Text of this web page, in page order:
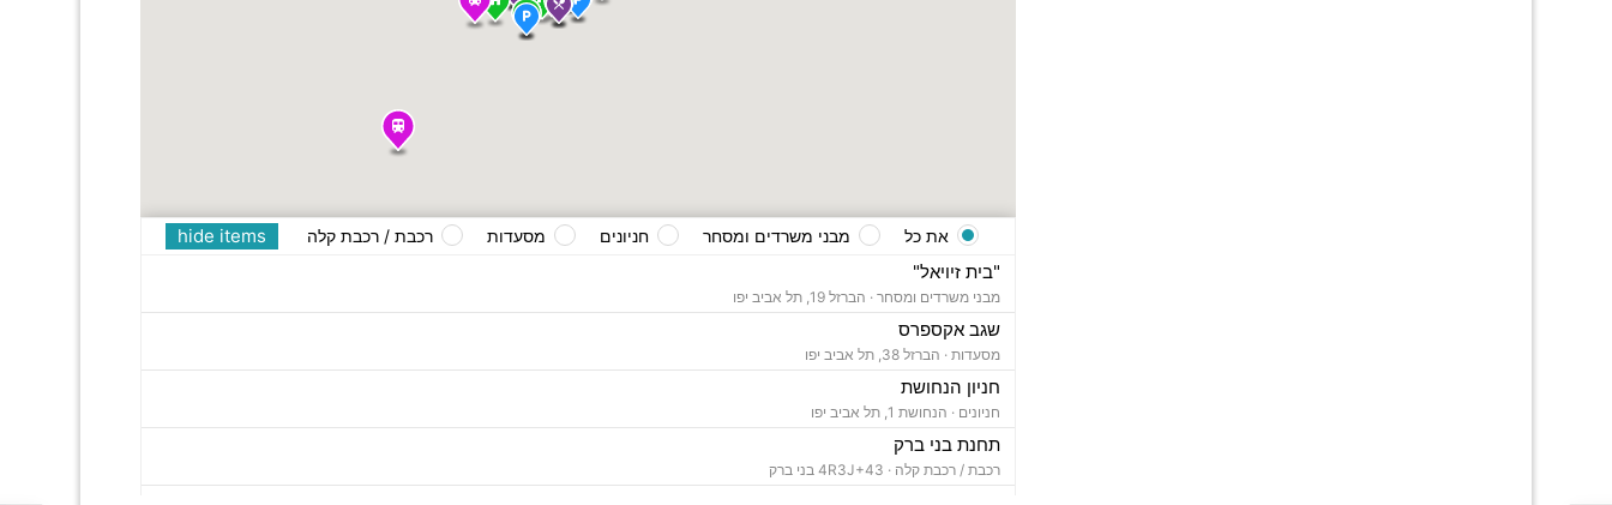
"בית זיויאל"
מבני משרדים ומסחר · הברזל 19, תל אביב יפו
שגב אקספרס
מסעדות · הברזל 38, תל אביב יפו
חניון הנחושת
חניונים · הנחושת 1, תל אביב יפו
תחנת בני ברק
רכבת / רכבת קלה ·
hide items את כל מבני משרדים ומסחר חניונים מסעדות רכבת / רכבת קלה